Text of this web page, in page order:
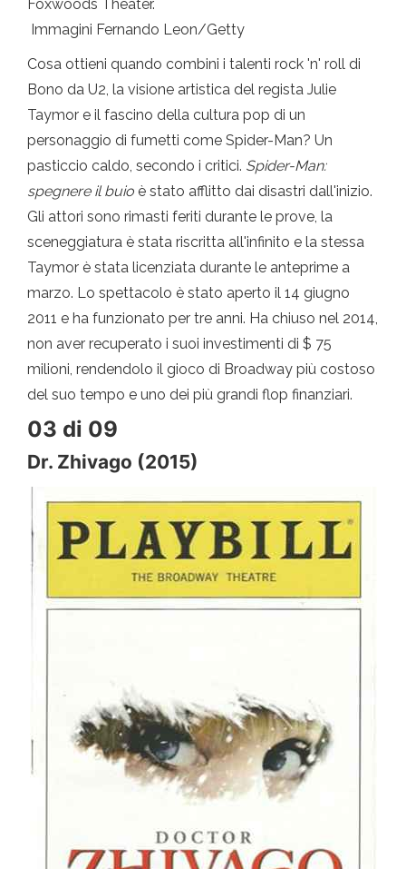
Foxwoods Theater.
Immagini Fernando Leon/Getty
Cosa ottieni quando combini i talenti rock 'n' roll di
Bono da U2, la visione artistica del regista Julie
Taymor e il fascino della cultura pop di un
personaggio di fumetti come Spider-Man? Un
pasticcio caldo, secondo i critici. Spider-Man:
spegnere il buio è stato afflitto dai disastri dall'inizio.
Gli attori sono rimasti feriti durante le prove, la
sceneggiatura è stata riscritta all'infinito e la stessa
Taymor è stata licenziata durante le anteprime a
marzo. Lo spettacolo è stato aperto il 14 giugno
2011 e ha funzionato per tre anni. Ha chiuso nel 2014,
non aver recuperato i suoi investimenti di $ 75
milioni, rendendolo il gioco di Broadway più costoso
del suo tempo e uno dei più grandi flop finanziari.
03 di 09
Dr. Zhivago (2015)